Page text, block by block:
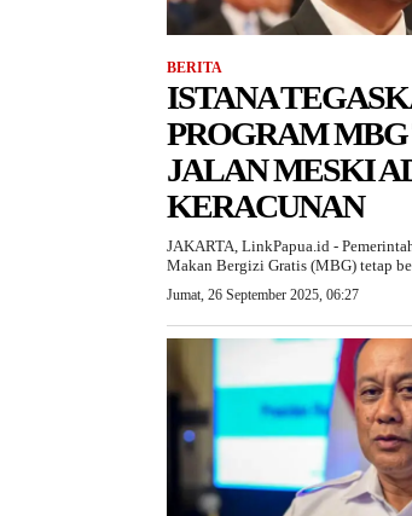
BERITA
ISTANA
PROGRAM
JALAN MESKI
KERACUNAN
JAKARTA, LinkPapua.id -
Makan Bergizi Gratis (MBG) tetap
Jumat, 26 September 2025, 06:27